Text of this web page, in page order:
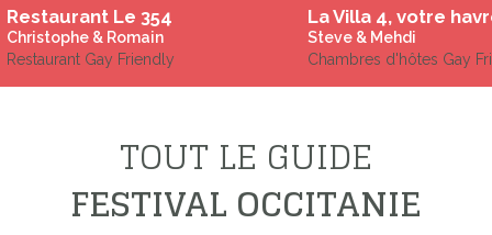
Restaurant Le 354
Christophe & Romain
Restaurant Gay Friendly
Steve & Mehdi
Chambres d'hôtes Gay
TOUT LE GUIDE
FESTIVAL OCCITANIE